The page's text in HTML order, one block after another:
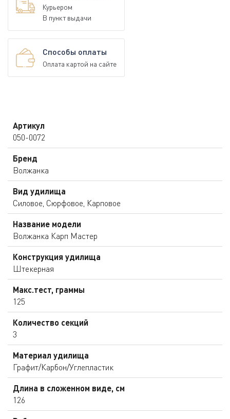
Курьером
В пункт выдачи
Способы оплаты
Оплата картой на сайте
Артикул
050-0072
Бренд
Волжанка
Вид удилища
Силовое, Сюрфовое, Карповое
Название модели
Волжанка Карп Мастер
Конструкция удилища
Штекерная
Макс.тест, граммы
125
Количество секций
3
Материал удилища
Графит/Карбон/Углепластик
Длина в сложенном виде, см
126